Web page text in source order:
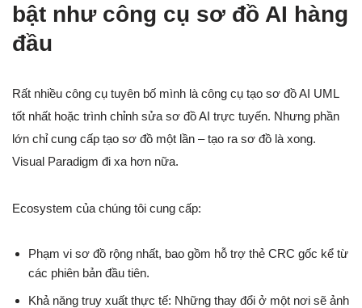
bật như công cụ sơ đồ AI hàng
đầu
Rất nhiều công cụ tuyên bố mình là công cụ tạo sơ đồ AI UML
tốt nhất hoặc trình chỉnh sửa sơ đồ AI trực tuyến. Nhưng phần
lớn chỉ cung cấp tạo sơ đồ một lần – tạo ra sơ đồ là xong.
Visual Paradigm đi xa hơn nữa.
Ecosystem của chúng tôi cung cấp:
Phạm vi sơ đồ rộng nhất, bao gồm hỗ trợ thẻ CRC gốc kể từ
các phiên bản đầu tiên.
Khả năng truy xuất thực tế: Những thay đổi ở một nơi sẽ ảnh